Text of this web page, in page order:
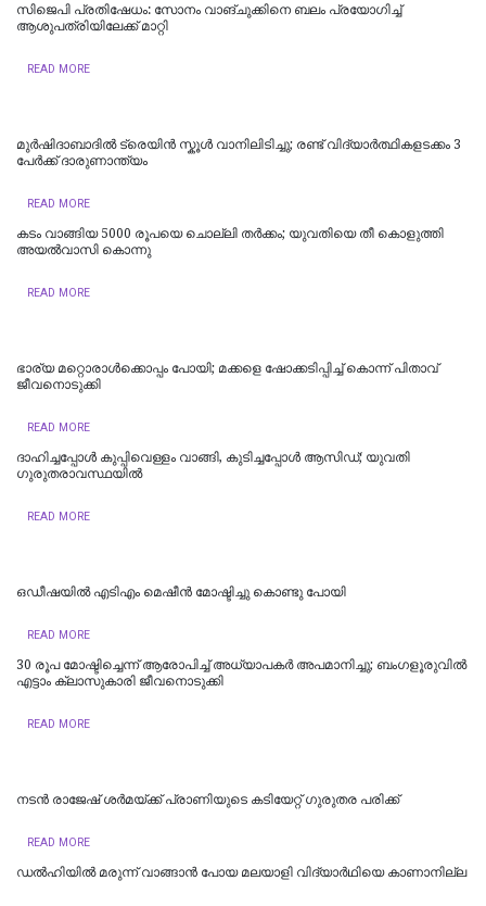
സിജെപി പ്രതിഷേധം: സോനം വാങ്ചുക്കിനെ ബലം പ്രയോഗിച്ച്
ആശുപത്രിയിലേക്ക് മാറ്റി
READ MORE
മുർഷിദാബാദിൽ ട്രെയിൻ സ്കൂൾ വാനിലിടിച്ചു; രണ്ട് വിദ്യാർത്ഥികളടക്കം 3
പേർക്ക് ദാരുണാന്ത്യം
READ MORE
കടം വാങ്ങിയ 5000 രൂപയെ ചൊല്ലി തര്‍ക്കം; യുവതിയെ തീ കൊളുത്തി
അയല്‍വാസി കൊന്നു
READ MORE
ഭാര്യ മറ്റൊരാൾക്കൊപ്പം പോയി; മക്കളെ ഷോക്കടിപ്പിച്ച് കൊന്ന് പിതാവ്
ജീവനൊടുക്കി
READ MORE
ദാഹിച്ചപ്പോള്‍ കുപ്പിവെള്ളം വാങ്ങി, കുടിച്ചപ്പോള്‍ ആസിഡ്; യുവതി
ഗുരുതരാവസ്ഥയില്‍
READ MORE
ഒഡീഷയിൽ എടിഎം മെഷീൻ മോഷ്ടിച്ചു കൊണ്ടു പോയി
READ MORE
30 രൂപ മോഷ്ടിച്ചെന്ന് ആരോപിച്ച് അധ്യാപകർ അപമാനിച്ചു; ബംഗളൂരുവിൽ
എട്ടാം ക്ലാസുകാരി ജീവനൊടുക്കി
READ MORE
നടൻ രാജേഷ് ശർമയ്ക്ക് പ്രാണിയുടെ കടിയേറ്റ് ഗുരുതര പരിക്ക്
READ MORE
ഡല്‍ഹിയില്‍ മരുന്ന് വാങ്ങാൻ പോയ മലയാളി വിദ്യാർഥിയെ കാണാനില്ല